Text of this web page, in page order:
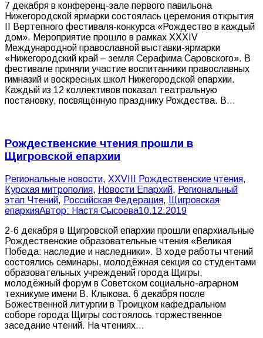
7 декабря в конференц-зале первого павильона
Нижегородской ярмарки состоялась церемония открытия
II Вертепного фестиваля-конкурса «Рождество в каждый
дом». Мероприятие прошло в рамках XXXIV
Международной православной выставки-ярмарки
«Нижегородский край – земля Серафима Саровского». В
фестивале приняли участие воспитанники православных
гимназий и воскресных школ Нижегородской епархии.
Каждый из 12 коллективов показал театральную
постановку, посвящённую празднику Рождества. В…
Рождественские чтения прошли в
Щигровской епархии
Pегиональные новости, XXVIII Рождественские чтения,
Курская митрополия, Новости Епархий, Региональный
этап Чтений, Российская Федерация, Щигровская
епархияАвтор: Настя Сысоева10.12.2019
2-6 декабря в Щигровской епархии прошли епархиальные
Рождественские образовательные чтения «Великая
Победа: наследие и наследники». В ходе работы чтений
состоялись семинары, молодёжная секция со студентами
образовательных учреждений города Щигры,
молодёжный форум в Советском социально-аграрном
техникуме имени В. Клыкова. 6 декабря после
Божественной литургии в Троицком кафедральном
соборе города Щигры состоялось торжественное
заседание чтений. На чтениях…